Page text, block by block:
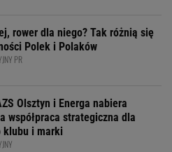
rower dla niego? Tak różnią się
Polek i Polaków
PR
Olsztyn i Energa nabiera
współpraca strategiczna dla
i marki